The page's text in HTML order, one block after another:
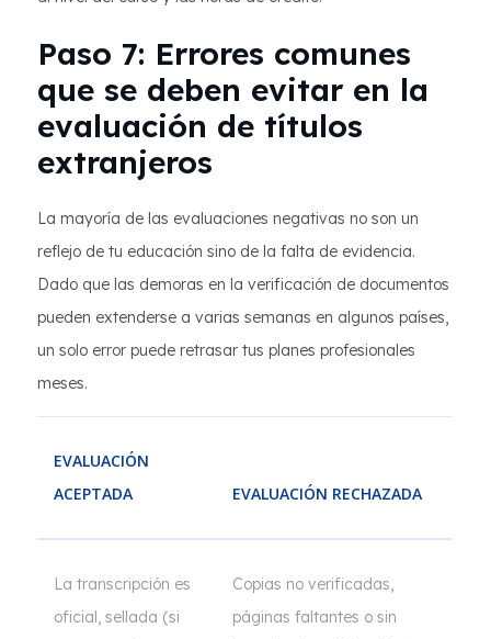
Paso 7: Errores comunes
que se deben evitar en la
evaluación de títulos
extranjeros
La mayoría de las evaluaciones negativas no son un
reflejo de tu educación sino de la falta de evidencia.
Dado que las demoras en la verificación de documentos
pueden extenderse a varias semanas en algunos países,
un solo error puede retrasar tus planes profesionales
meses.
EVALUACIÓN
ACEPTADA
EVALUACIÓN RECHAZADA
La transcripción es
oficial, sellada (si
Copias no verificadas,
páginas faltantes o sin